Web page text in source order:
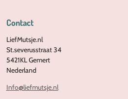
Contact
LiefMutsje.nl
St.severusstraat 34
5421KL Gemert
Nederland
Info@liefmutsje.nl